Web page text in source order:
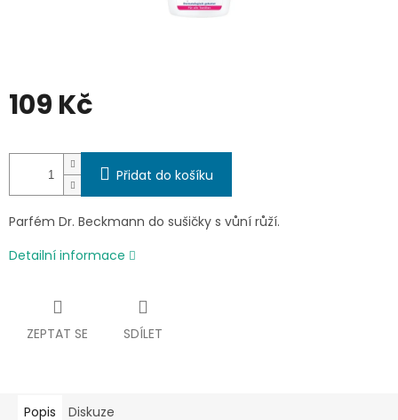
109 Kč
cena:
Přidat do košíku
Parfém Dr. Beckmann do sušičky s vůní růží.
Detailní informace
ZEPTAT SE SDÍLET
Popis Diskuze